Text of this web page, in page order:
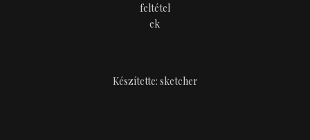
feltétel
ek
Készítette: sketcher